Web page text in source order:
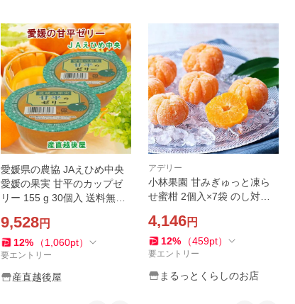
愛媛県の農協 JAえひめ中央
愛媛の果実 甘平のカップゼ
リー 155 g 30個入 送料無料
フト】
9,528円
12% （1,060pt）
要エントリー
産直越後屋
アデリー
小林果園 甘みぎゅっと凍ら
せ蜜柑 2個入×7袋 のし対応
4,146円
12% （459pt）
要エントリー
まるっとくらしのお店